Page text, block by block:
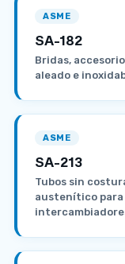
ASME
SA-182
Bridas,
aleado e
ASME
SA-213
Tubos sin
austenítico para